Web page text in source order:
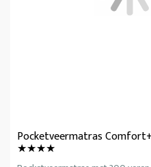
Pocketveermatras
★★★★